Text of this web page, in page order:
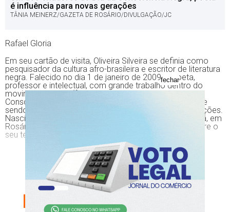
é influência para novas gerações
TÂNIA MEINERZ/GAZETA DE ROSÁRIO/DIVULGAÇÃO/JC
Rafael Gloria
Em seu cartão de visita, Oliveira Silveira se definia como
pesquisador da cultura afro-brasileira e escritor de literatura
negra. Falecido no dia 1 de janeiro de 2009, o poeta,
professor e intelectual, com grande trabalho dentro do
movimento negro (foi um dos idealizadores do Dia da
Consciência Negra), deixou um legado vivo e que segue
sendo objeto de pesquisas e influenciando novas gerações.
Nascido no distrito de Touro Passo, na Serra do Caverá, em
Rosário do Sul, Oliveira fez uma poesia que refletiu sobre o
seu tempo e que se mostra, cada vez mais, universal.
CONTINUE SUA
LEITURA,
ESCOLHA SEU PLANO
fechar